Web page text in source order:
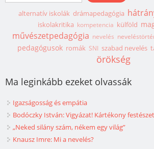
alternatív iskolák drámapedagógia
iskolakritika kompetencia külföld
művészetpedagógia nevelés
pedagógusok romák SNI szabad nevelés
örökség
Ma leginkább ezeket olvassák
Igazságosság és empátia
Bodóczky István: Vigyázat! Kártékony
„Neked silány szám, nékem egy világ”
Knausz Imre: Mi a nevelés?